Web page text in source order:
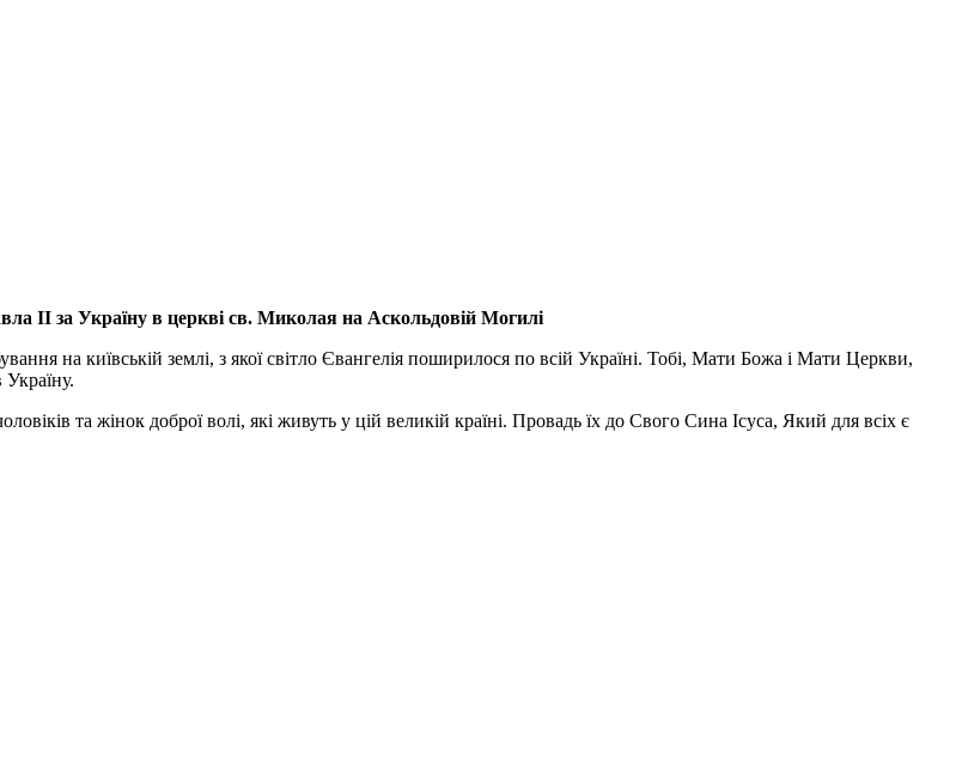
ІІ за Україну в церкві св. Миколая на Аскольдовій Могилі
на київській землі, з якої світло Євангелія поширилося по всій Україні. Тобі, Мати Божа і Мати Церкви,
та жінок доброї волі, які живуть у цій великій країні. Провадь їх до Свого Сина Ісуса, Який для всіх є